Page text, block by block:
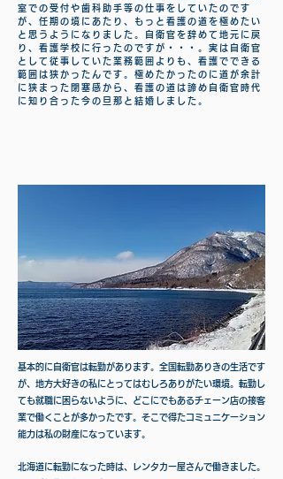
室での受付や歯科助手等の仕事をしていたのです
が、任期の境にあたり、もっと看護の道を極めたい
と思うようになりました。自衛官を辞めて地元に戻
り、看護学校に行ったのですが・・・。実は自衛官
として従事していた業務範囲よりも、看護でできる
範囲は狭かったんです。極めたかったのに道が余計
に狭まった閉塞感から、看護の道は諦め自衛官時代
に知り合った今の旦那と結婚しました。
基本的に自衛官は転勤があります。全国転勤ありきの生活です
が、地方大好きの私にとってはむしろありがたい環境。転勤し
ても就職に困らないように、どこにでもあるチェーン店の接客
業で働くことが多かったです。そこで得たコミュニケーション
能力は私の財産になっています。
北海道に転勤になった時は、レンタカー屋さんで働きました。